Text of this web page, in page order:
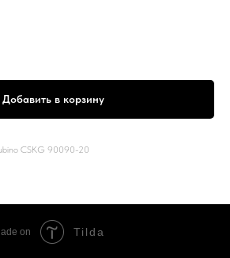
Добавить в корзину
CSKG 90090-20
on Tilda